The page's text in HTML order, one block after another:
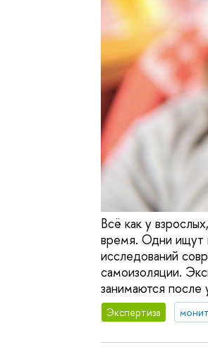
Всё как у
время. Одни ищут
исследований
самоизоляции.
занимаются после
Экспертиза